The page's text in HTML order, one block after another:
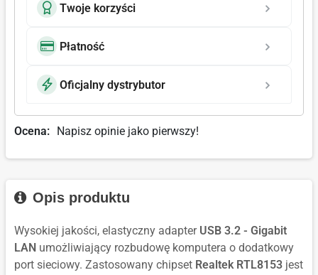
Twoje korzyści
Płatność
Oficjalny dystrybutor
Ocena: Napisz opinie jako pierwszy!
Opis produktu
Wysokiej jakości, elastyczny adapter USB 3.2 - Gigabit
LAN umożliwiający rozbudowę komputera o dodatkowy
port sieciowy. Zastosowany chipset Realtek RTL8153 jest